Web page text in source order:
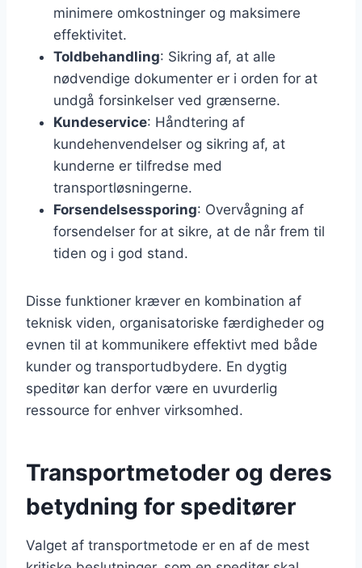
minimere omkostninger og maksimere
effektivitet.
Toldbehandling: Sikring af, at alle
nødvendige dokumenter er i orden for at
undgå forsinkelser ved grænserne.
Kundeservice: Håndtering af
kundehenvendelser og sikring af, at
kunderne er tilfredse med
transportløsningerne.
Forsendelsessporing: Overvågning af
forsendelser for at sikre, at de når frem til
tiden og i god stand.
Disse funktioner kræver en kombination af
teknisk viden, organisatoriske færdigheder og
evnen til at kommunikere effektivt med både
kunder og transportudbydere. En dygtig
speditør kan derfor være en uvurderlig
ressource for enhver virksomhed.
Transportmetoder og deres
betydning for speditører
Valget af transportmetode er en af de mest